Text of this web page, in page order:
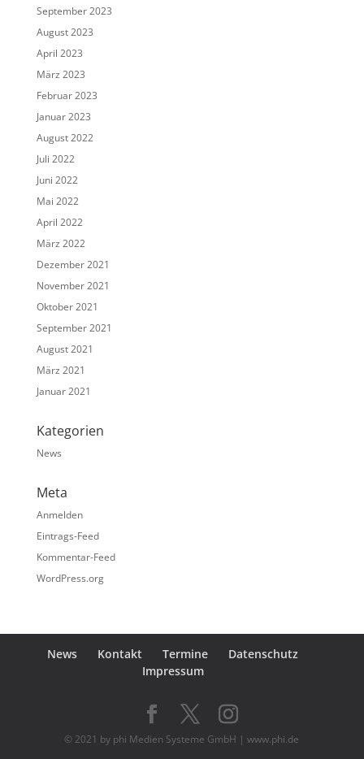
September 2023
August 2023
April 2023
März 2023
Februar 2023
Januar 2023
August 2022
Juli 2022
Juni 2022
Mai 2022
April 2022
März 2022
Dezember 2021
November 2021
Oktober 2021
September 2021
August 2021
März 2021
Januar 2021
Kategorien
News
Meta
Anmelden
Eintrags-Feed
Kommentar-Feed
WordPress.org
News Kontakt Termine
Datenschutz
Impressum
© 2021 by phi Medien Systeme GmbH | www.phi.de